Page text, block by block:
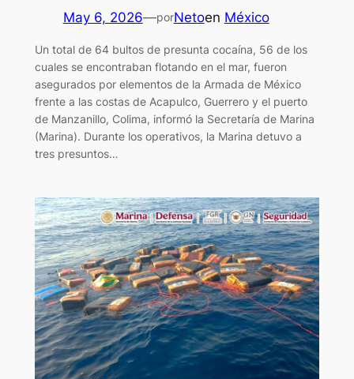
May 6, 2026—porNetoen México
Un total de 64 bultos de presunta cocaína, 56 de los
cuales se encontraban flotando en el mar, fueron
asegurados por elementos de la Armada de México
frente a las costas de Acapulco, Guerrero y el puerto
de Manzanillo, Colima, informó la Secretaría de Marina
(Marina). Durante los operativos, la Marina detuvo a
tres presuntos…